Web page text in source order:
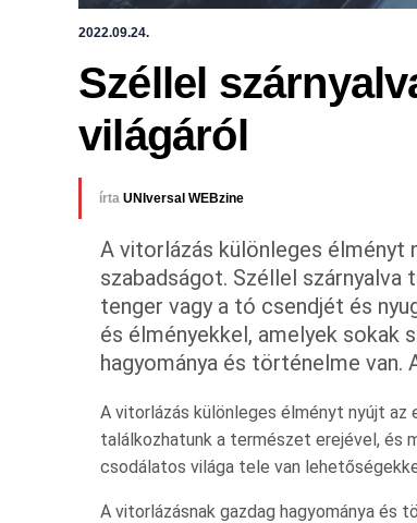
2022.09.24.
Széllel
világáról
írta UNIversal WEBzine
A vitorlázás különleges élményt
szabadságot. Széllel
tenger vagy a tó csendjét és
és élményekkel, amelyek sokak
hagyománya és történelme van.
A vitorlázás különleges élményt nyújt az
találkozhatunk a természet erejével, és
csodálatos világa tele van
A vitorlázásnak gazdag hagyománya és